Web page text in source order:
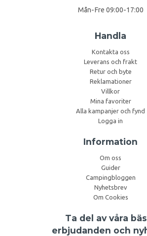
Mån-Fre 09:00-17:00
Handla
Kontakta oss
Leverans och frakt
Retur och byte
Reklamationer
Villkor
Mina favoriter
Alla kampanjer och fynd
Logga in
Information
Om oss
Guider
Campingbloggen
Nyhetsbrev
Om Cookies
Ta del av våra
erbjudanden och